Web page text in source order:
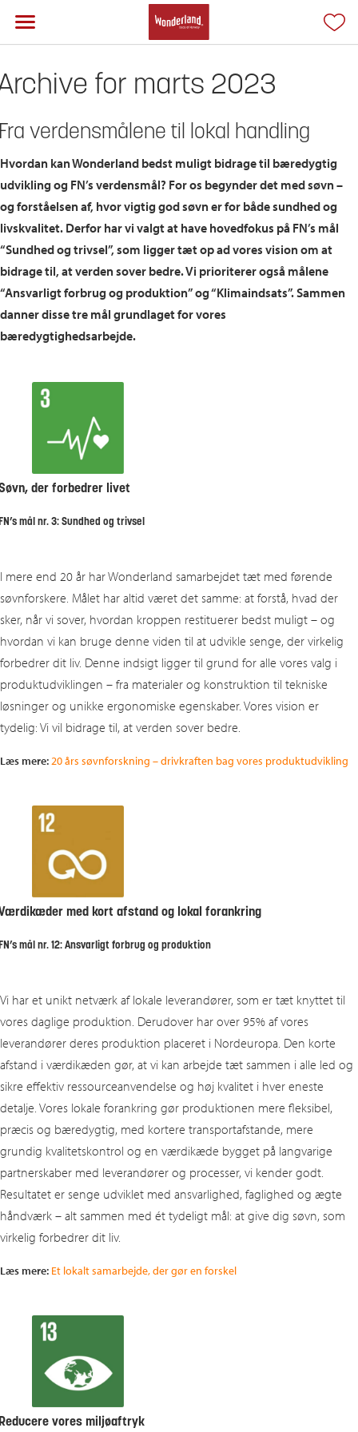
for marts 2023
verdensmålene til lokal handling
Hvordan kan Wonderland bedst muligt bidrage til bæredygtig
udvikling og FN’s verdensmål? For os begynder det med søvn –
og forståelsen af, hvor vigtig god søvn er for både sundhed og
livskvalitet. Derfor har vi valgt at have hovedfokus på FN’s mål
“Sundhed og trivsel”, som ligger tæt op ad vores vision om at
bidrage til, at verden sover bedre. Vi prioriterer også målene
“Ansvarligt forbrug og produktion” og “Klimaindsats”. Sammen
danner disse tre mål grundlaget for vores
bæredygtighedsarbejde.
der forbedrer livet
mål nr. 3: Sundhed og trivsel
I mere end 20 år har Wonderland samarbejdet tæt med førende
søvnforskere. Målet har altid været det samme: at forstå, hvad der
sker, når vi sover, hvordan kroppen restituerer bedst muligt – og
hvordan vi kan bruge denne viden til at udvikle senge, der virkelig
forbedrer dit liv. Denne indsigt ligger til grund for alle vores valg i
produktudviklingen – fra materialer og konstruktion til tekniske
løsninger og unikke ergonomiske egenskaber. Vores vision er
tydelig: Vi vil bidrage til, at verden sover bedre.
Læs mere:20 års søvnforskning – drivkraften bag vores produktudvikling
med kort afstand og lokal forankring
mål nr. 12: Ansvarligt forbrug og produktion
Vi har et unikt netværk af lokale leverandører, som er tæt knyttet til
vores daglige produktion. Derudover har over 95% af vores
leverandører deres produktion placeret i Nordeuropa. Den korte
afstand i værdikæden gør, at vi kan arbejde tæt sammen i alle led og
sikre effektiv ressourceanvendelse og høj kvalitet i hver eneste
detalje. Vores lokale forankring gør produktionen mere fleksibel,
præcis og bæredygtig, med kortere transportafstande, mere
grundig kvalitetskontrol og en værdikæde bygget på langvarige
partnerskaber med leverandører og processer, vi kender godt.
Resultatet er senge udviklet med ansvarlighed, faglighed og ægte
håndværk – alt sammen med ét tydeligt mål: at give dig søvn, som
virkelig forbedrer dit liv.
Læs mere: Et lokalt samarbejde, der gør en forskel
vores miljøaftryk